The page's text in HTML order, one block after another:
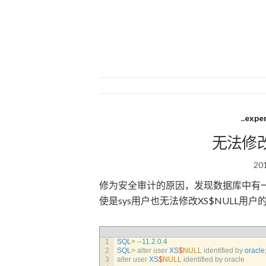
无法修
修为安全审计的原因，发现数据库中有
使是sys用户也无法修改XS$NULL用户
1
2
3
SQL> --11.2.0.4
SQL> alter user XS$NULL identified by oracle;
alter user XS$NULL identified by oracle